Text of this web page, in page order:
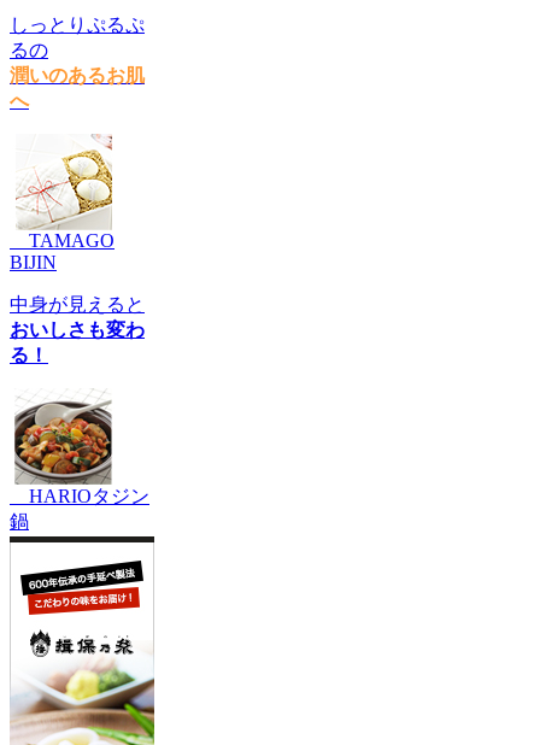
しっとりぷるぷ
るの
潤いのあるお肌
へ
TAMAGO
BIJIN
中身が見えると
おいしさも変わ
る！
HARIOタジン
鍋